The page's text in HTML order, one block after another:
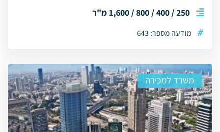
250 / 400 / 800 / 1,600 מ"ר
# מודעה מספר: 643
משרד למכירה